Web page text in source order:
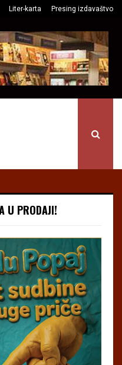
Liter-karta Presing izdavaštvo
U PRODAJI!